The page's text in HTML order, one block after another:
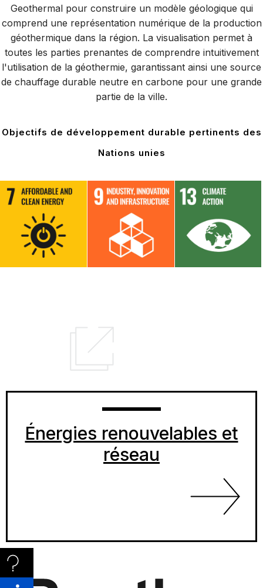
Geothermal pour construire un modèle géologique qui
comprend une représentation numérique de la production
géothermique dans la région. La visualisation permet à
toutes les parties prenantes de comprendre intuitivement
l'utilisation de la géothermie, garantissant ainsi une source
de chauffage durable neutre en carbone pour une grande
partie de la ville.
Objectifs de développement durable pertinents des
Nations unies
Énergies renouvelables et
réseau